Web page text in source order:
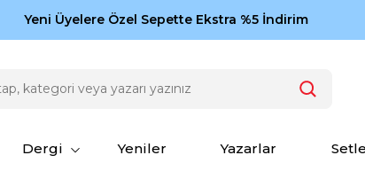
Zamansız eserler Ketebe'de: Cengiz Aytmatov
Yeni Üyelere Özel Sepette Ekstra %5 İndirim
Dergi Yeniler Yazarlar